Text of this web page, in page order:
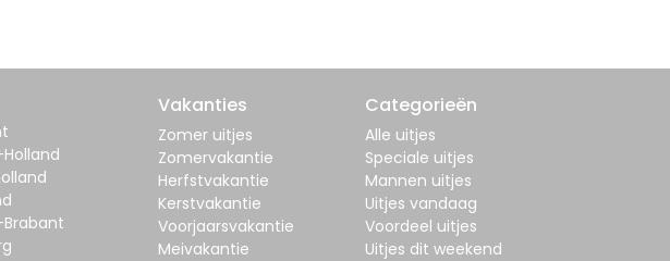
Vakanties
Zomer uitjes
Zomervakantie
Herfstvakantie
Kerstvakantie
Voorjaarsvakantie
Meivakantie
Categorieën
Alle uitjes
Speciale uitjes
Mannen uitjes
Uitjes vandaag
Voordeel uitjes
Uitjes dit weekend